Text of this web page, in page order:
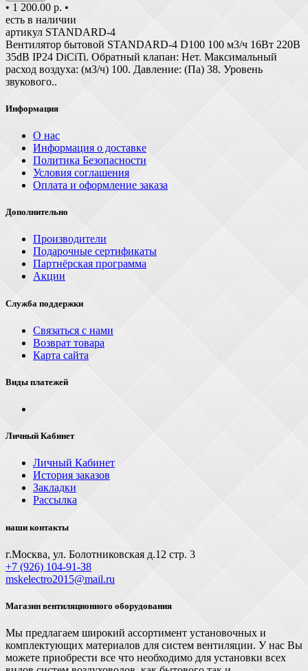
• 1 200.00 р. •
есть в наличии
артикул STANDARD-4
Вентилятор бытовой STANDARD-4 D100 100 м3/ч 16Вт 220В
35dB IP24 DiCiTi. Обратный клапан: Нет. Максимальный
расход воздуха: (м3/ч) 100. Давление: (Па) 38. Уровень
звукового..
Информация
О нас
Информация о доставке
Политика Безопасности
Условия соглашения
Оплата и оформление заказа
Дополнительно
Производители
Подарочные сертификаты
Партнёрская программа
Акции
Служба поддержки
Связаться с нами
Возврат товара
Карта сайта
Виды платежей
Личный Кабинет
Личный Кабинет
История заказов
Закладки
Рассылка
наши контакты
г.Москва, ул. Болотниковская д.12 стр. 3
+7 (926) 104-91-З8
mskelectro2015@mail.ru
Магазин вентиляционного оборудования
Мы предлагаем широкий ассортимент установочных и
комплектующих материалов для систем вентиляции. У нас Вы
можете приобрести все что необходимо для установки всех